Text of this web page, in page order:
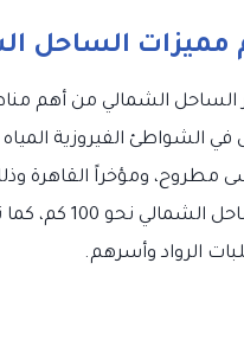
مميزات الساحل
الساحل الشمالي من أهم
في الشواطئ الفيروزية
مطروح، ومؤخراً القاهرة
والساحل
الرواد وأسرهم.